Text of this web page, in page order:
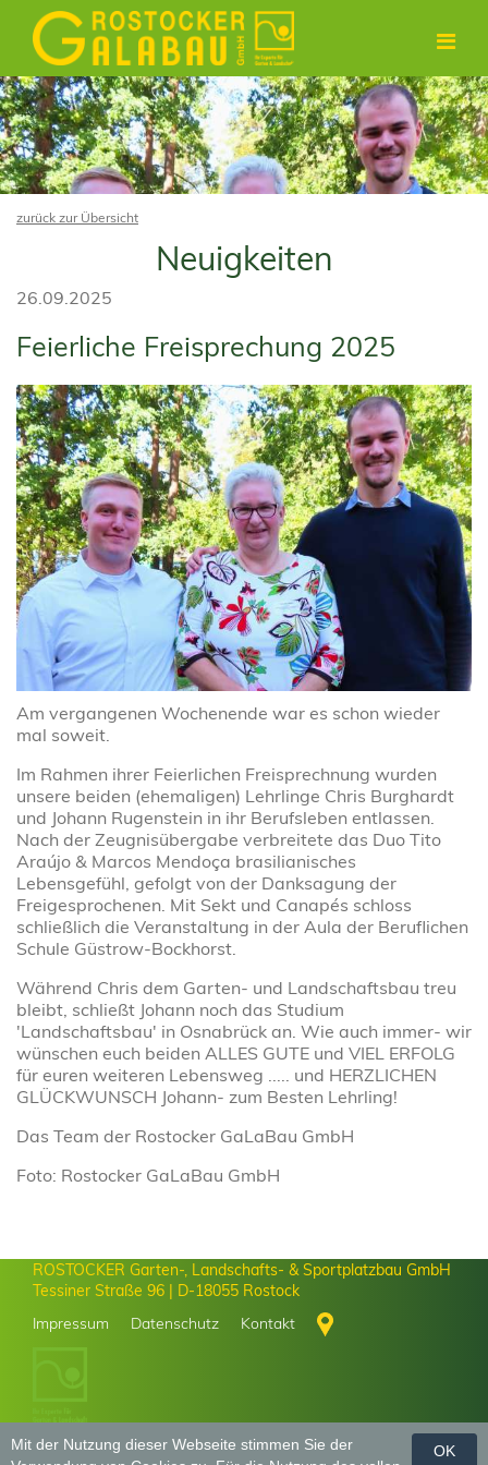
zurück zur Übersicht
Neuigkeiten
26.09.2025
Feierliche Freisprechung 2025
Am vergangenen Wochenende war es schon wieder
mal soweit.
Im Rahmen ihrer Feierlichen Freisprechnung wurden
unsere beiden (ehemaligen) Lehrlinge Chris Burghardt
und Johann Rugenstein in ihr Berufsleben entlassen.
Nach der Zeugnisübergabe verbreitete das Duo Tito
Araújo & Marcos Mendoça brasilianisches
Lebensgefühl, gefolgt von der Danksagung der
Freigesprochenen. Mit Sekt und Canapés schloss
schließlich die Veranstaltung in der Aula der Beruflichen
Schule Güstrow-Bockhorst.
Während Chris dem Garten- und Landschaftsbau treu
bleibt, schließt Johann noch das Studium
'Landschaftsbau' in Osnabrück an. Wie auch immer- wir
wünschen euch beiden ALLES GUTE und VIEL ERFOLG
für euren weiteren Lebensweg ..... und HERZLICHEN
GLÜCKWUNSCH Johann- zum Besten Lehrling!
Das Team der Rostocker GaLaBau GmbH
Foto: Rostocker GaLaBau GmbH
ROSTOCKER Garten-, Landschafts- & Sportplatzbau GmbH
Tessiner Straße 96 | D-18055 Rostock
Impressum
Datenschutz Kontakt
Mit der Nutzung dieser Webseite stimmen Sie der
OK